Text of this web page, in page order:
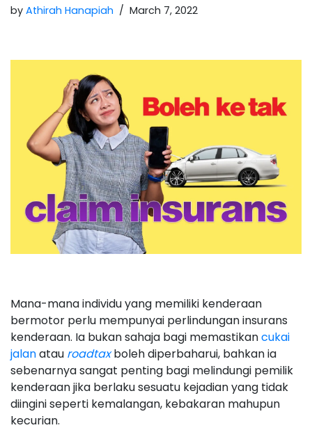
by Athirah Hanapiah March 7, 2022
Mana-mana individu yang memiliki kenderaan
bermotor perlu mempunyai perlindungan insurans
kenderaan. Ia bukan sahaja bagi memastikancukai
jalanatau roadtax boleh diperbaharui, bahkan ia
sebenarnya sangat penting bagi melindungi pemilik
kenderaan jika berlaku sesuatu kejadian yang tidak
diingini seperti kemalangan, kebakaran mahupun
kecurian.